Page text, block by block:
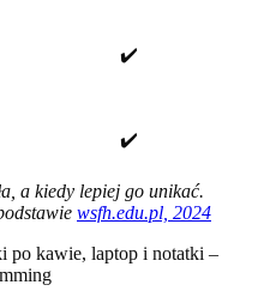
✔️
✔️
a kiedy lepiej go unikać.
wsfh.edu.pl, 2024